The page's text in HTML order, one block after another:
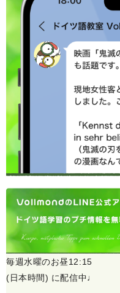
毎週水曜のお昼12:15
(日本時間) に配信中♩